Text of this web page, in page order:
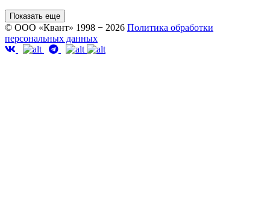
Показать еще
© ООО «Квант» 1998 − 2026 Политика обработки
персональных данных